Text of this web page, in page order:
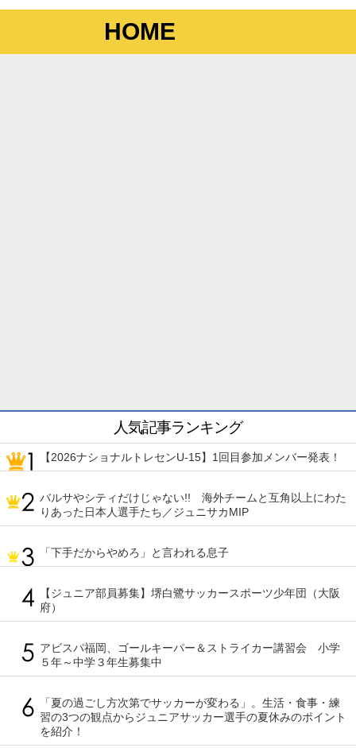
HOME
人気記事ランキング
【2026ナショナルトレセンU-15】1回目参加メンバー発表！
バルサやシティだけじゃない!! 海外チームと互角以上にわた
りあった日本人選手たち／ジュニサカMIP
「下手だからやめろ」と言われる息子
【ジュニア部員募集】堺白鷺サッカースポーツ少年団（大阪
府）
アビスパ福岡、ゴールキーパー＆ストライカー講習会 小学
５年～中学３年生募集中
「夏の過ごし方次第でサッカーが変わる」。生活・食事・練
習の3つの観点からジュニアサッカー選手の夏休みのポイント
を紹介！